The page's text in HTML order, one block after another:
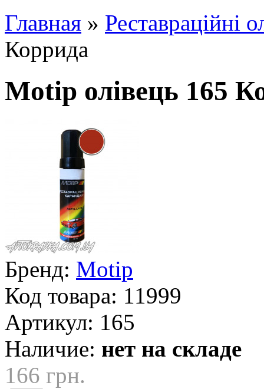
Главная » Реставраційні
Коррида
Motip олівець 165
Бренд: Motip
Код товара: 11999
Артикул: 165
Наличие: нет на складе
166 грн.